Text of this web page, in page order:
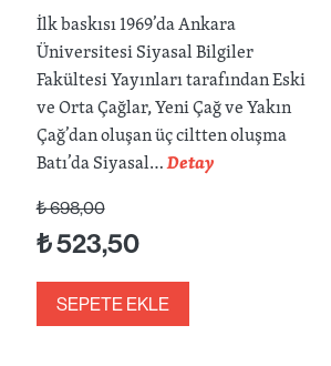
İlk baskısı 1969’da Ankara
Üniversitesi Siyasal Bilgiler
Fakültesi Yayınları tarafından Eski
ve Orta Çağlar, Yeni Çağ ve Yakın
Çağ’dan oluşan üç ciltten oluşma
Batı’da Siyasal…Detay
₺698,00
₺523,50
SEPETE EKLE